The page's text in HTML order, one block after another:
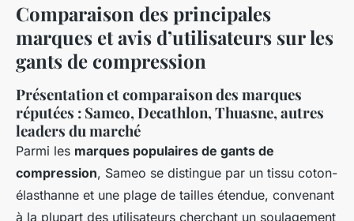
Comparaison des principales
marques et avis d’utilisateurs sur les
gants de compression
Présentation et comparaison des marques
réputées : Sameo, Decathlon, Thuasne, autres
leaders du marché
Parmi les marques populaires de gants de
compression, Sameo se distingue par un tissu coton-
élasthanne et une plage de tailles étendue, convenant
à la plupart des utilisateurs cherchant un soulagement